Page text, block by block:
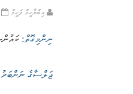
އިބްރާހީމް ފަހީމް
ނިންމިގޮތް:
ޖަލްސާގެ